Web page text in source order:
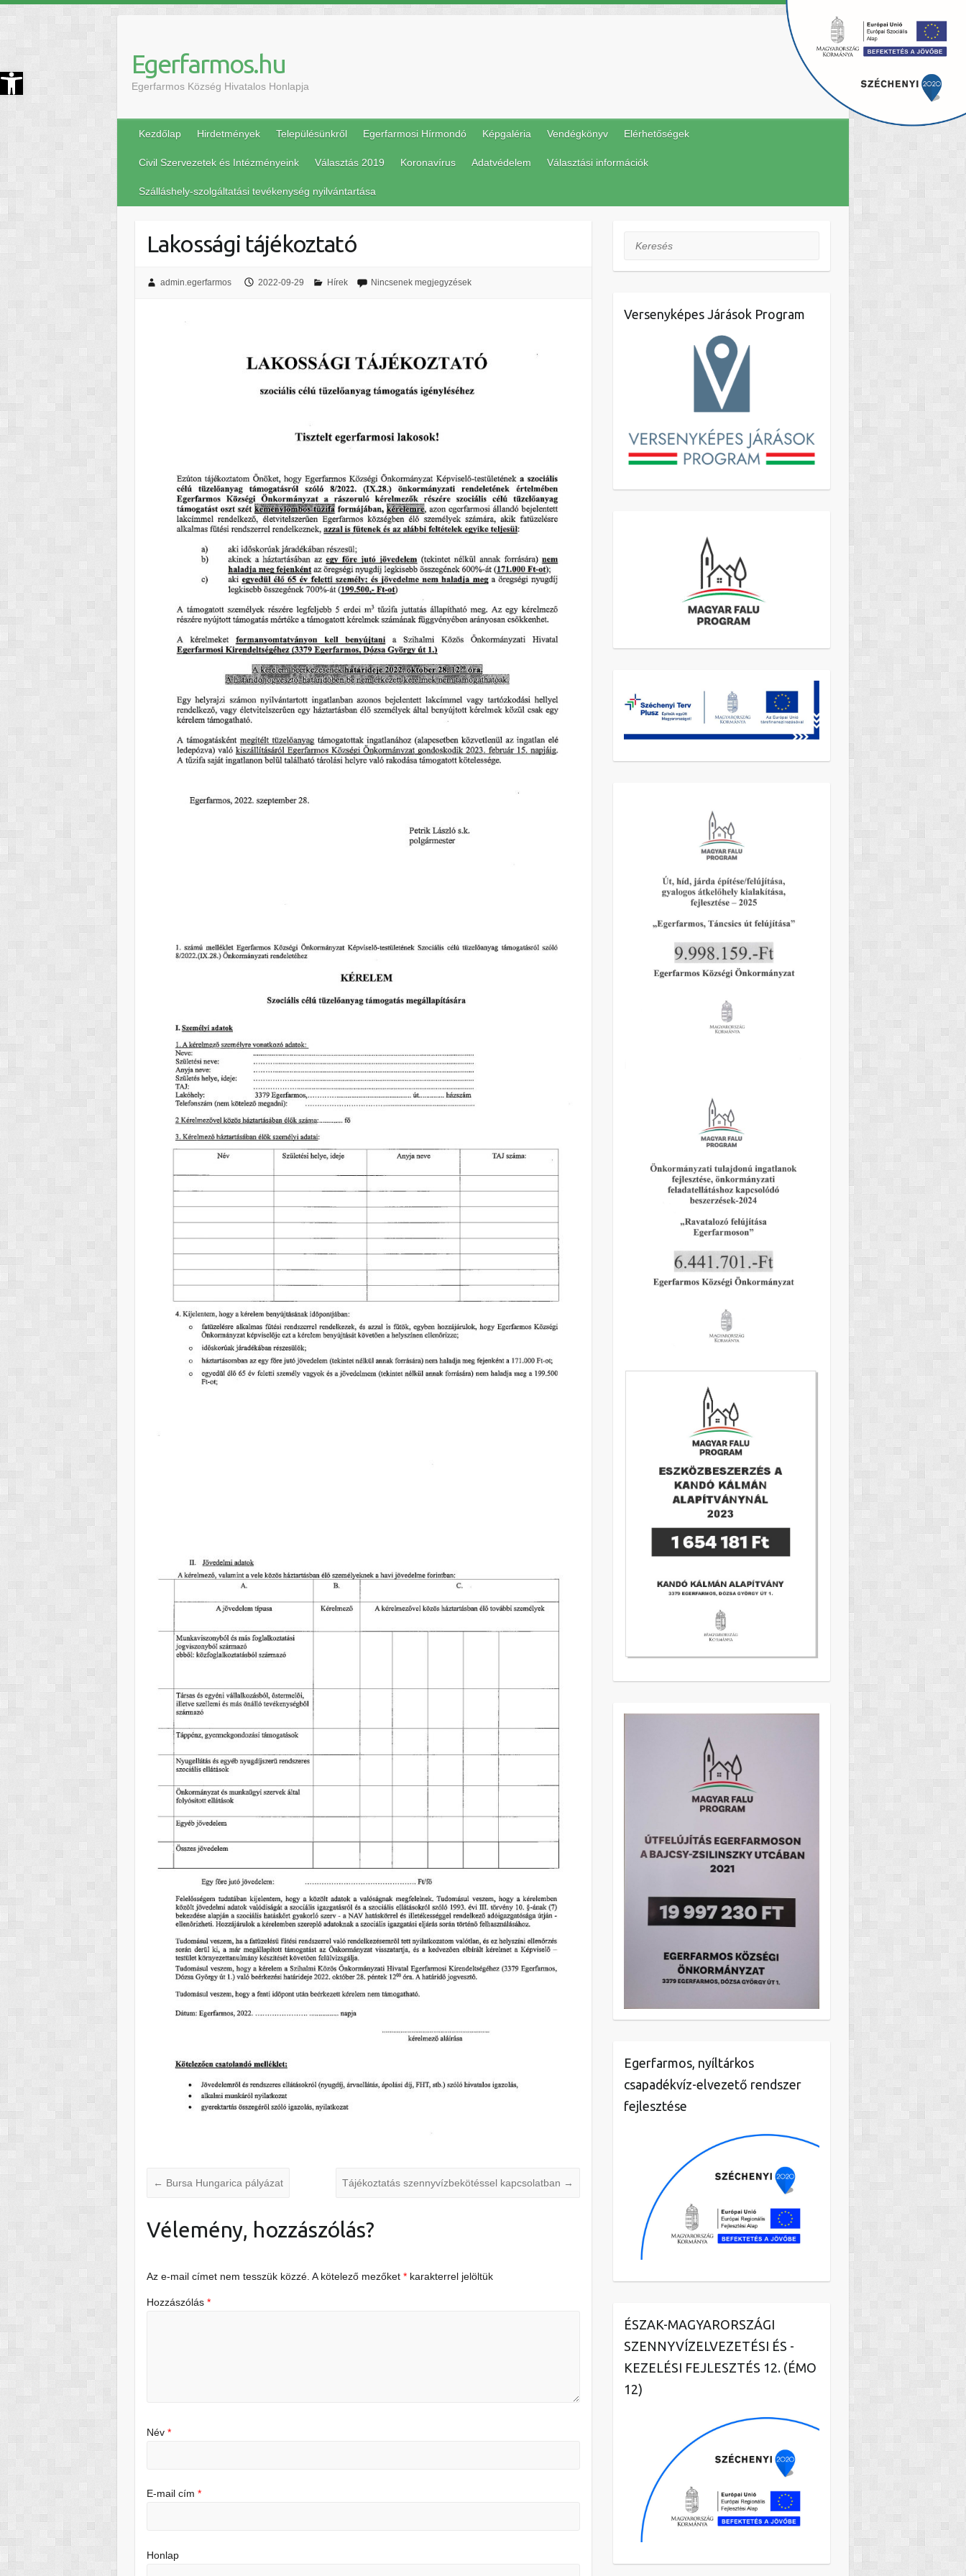
Eszköztár megnyitása Egerfarmos.hu
Egerfarmos Község Hivatalos Honlapja
Kezdőlap Hirdetmények Településünkről Egerfarmosi Hírmondó Képgaléria Vendégkönyv Elérhetőségek
Civil Szervezetek és Intézményeink Választás 2019 Koronavírus Adatvédelem Választási információk
Szálláshely-szolgáltatási tevékenység nyilvántartása
Lakossági tájékoztató
admin.egerfarmos 2022-09-29 Hírek Nincsenek megjegyzések
← Bursa Hungarica pályázat Tájékoztatás szennyvízbekötéssel kapcsolatban →
Vélemény, hozzászólás?
Az e-mail címet nem tesszük közzé. A kötelező mezőket* karakterrel jelöltük
Hozzászólás*
Név*
E-mail cím*
Honlap
Keresés
Versenyképes Járások Program
Egerfarmos, nyíltárkos
csapadékvíz-elvezető rendszer
fejlesztése
ÉSZAK-MAGYARORSZÁGI
SZENNYVÍZELVEZETÉSI ÉS -
KEZELÉSI FEJLESZTÉS 12. (ÉMO
12)